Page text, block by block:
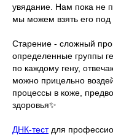
увядание. Нам пока не
мы можем взять его под
Старение - сложный
определенные группы
по каждому гену,
можно прицельно
процессы в коже,
здоровья✨
ДНК-тестдля